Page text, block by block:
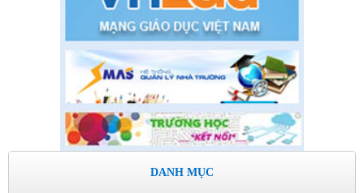
Thời gian đăng: 11/06/2020
lượt xem: 8577 | lượt tải:2798
Số: 03 /KH-THVY ngày 17/9�
KẾ HOẠCH CÔNG TÁC KIỂM TRA NỘI BỘ NĂM HỌC
2019– 2020
Thời gian đăng: 11/06/2020
DANH MỤC